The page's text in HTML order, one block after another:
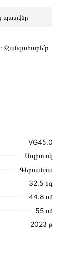
VG45.0
Սպիտակ
Գերմանիա
32.5 կգ
44.8 սմ
55 սմ
2023 թ
պատվեր
Զանգահարե՛ք